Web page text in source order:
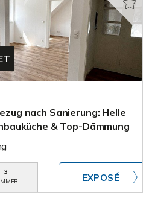
nach Sanierung: Helle
& Top-Dämmung
3